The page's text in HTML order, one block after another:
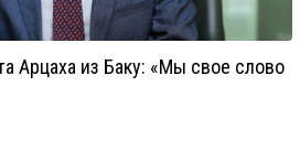
Арцаха из Баку: «Мы свое слово